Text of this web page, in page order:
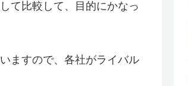
て比較して、目的にかなっ
ますので、各社がライバル